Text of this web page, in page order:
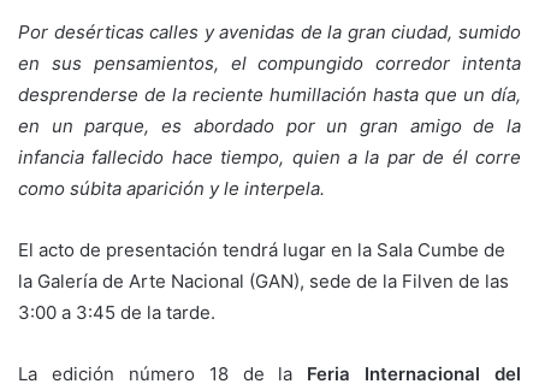
Por desérticas calles y avenidas de la gran ciudad, sumido
en sus pensamientos, el compungido corredor intenta
desprenderse de la reciente humillación hasta que un día,
en un parque, es abordado por un gran amigo de la
infancia fallecido hace tiempo, quien a la par de él corre
como súbita aparición y le interpela.
El acto de presentación tendrá lugar en la Sala Cumbe de
la Galería de Arte Nacional (GAN), sede de la Filven de las
3:00 a 3:45 de la tarde.
La edición número 18 de la Feria Internacional del